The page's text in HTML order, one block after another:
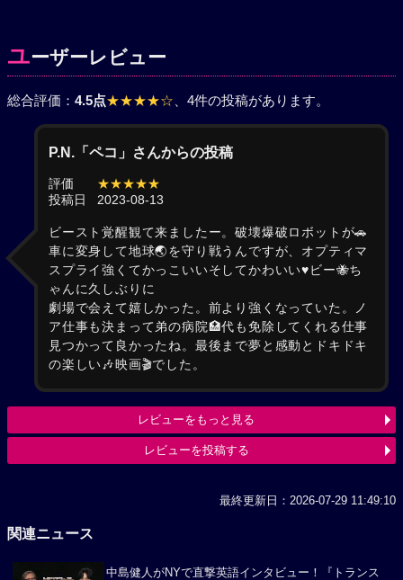
ユーザーレビュー
総合評価： 4.5点★★★★☆ 、4件の投稿があります。
P.N.「ペコ」さんからの投稿
評価
★★★★★
投稿日
2023-08-13
ビースト覚醒観て来ましたー。破壊爆破ロボットが🚗
車に変身して地球🌏を守り戦うんですが、オプティマ
スプライ強くてかっこいいそしてかわいい♥ビー🐝ち
ゃんに久しぶりに
劇場で会えて嬉しかった。前より強くなっていた。ノ
ア仕事も決まって弟の病院🏥代も免除してくれる仕事
見つかって良かったね。最後まで夢と感動とドキドキ
の楽しい🎶映画🎬でした。
レビューをもっと見る
レビューを投稿する
最終更新日：2026-07-29 11:49:10
関連ニュース
中島健人がNYで直撃英語インタビュー！『トランス